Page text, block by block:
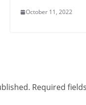
October 11, 2022
Required